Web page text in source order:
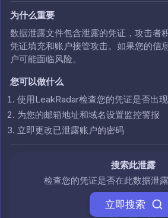
为什么重要
数据泄露文件包含泄露的凭证，攻击者
凭证填充和账户接管攻击。如果您的信
户可能面临风险。
您可以做什么
使用LeakRadar检查您的凭证是否出
为您的邮箱地址和域名设置监控警报
立即更改已泄露账户的密码
搜索此泄露
检查您的凭证是否在此数据泄露
立即搜索